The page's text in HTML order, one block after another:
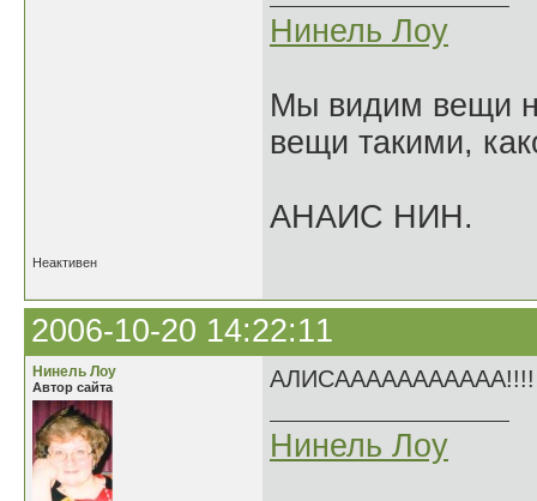
Нинель Лоу
Мы видим вещи
вещи такими,
АНАИС НИН.
Неактивен
2006-10-20 14:22:11
Нинель Лоу
Автор сайта АЛИСААААААААААА!!!!
Нинель Лоу